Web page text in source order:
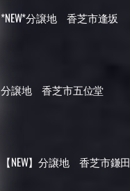
*NEW*分譲地 香芝市逢坂
分譲地 香芝市五位堂
【NEW】分譲地 香芝市鎌田